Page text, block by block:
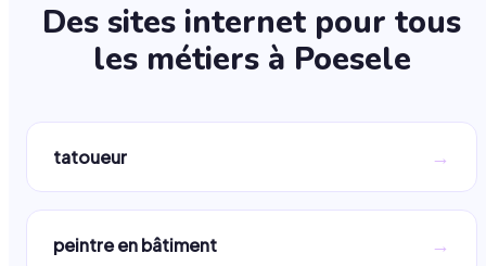
Des sites internet pour tous
les métiers à Poesele
tatoueur →
peintre en bâtiment →